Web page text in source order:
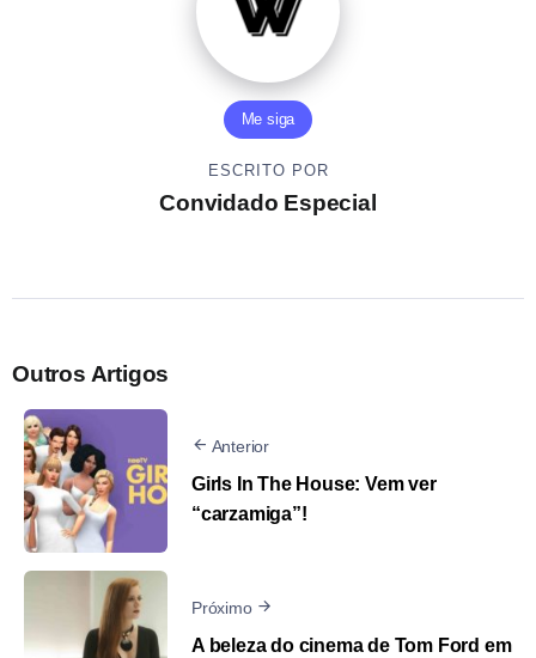
Me siga
ESCRITO POR
Convidado Especial
Outros Artigos
Anterior
Girls In The House: Vem ver
“carzamiga”!
Próximo
A beleza do cinema de Tom Ford em